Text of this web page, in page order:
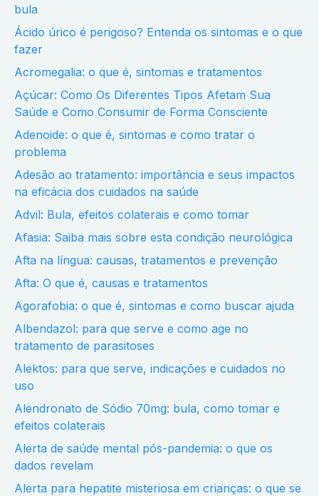
bula
Ácido úrico é perigoso? Entenda os sintomas e o que
fazer
Acromegalia: o que é, sintomas e tratamentos
Açúcar: Como Os Diferentes Tipos Afetam Sua
Saúde e Como Consumir de Forma Consciente
Adenoide: o que é, sintomas e como tratar o
problema
Adesão ao tratamento: importância e seus impactos
na eficácia dos cuidados na saúde
Advil: Bula, efeitos colaterais e como tomar
Afasia: Saiba mais sobre esta condição neurológica
Afta na língua: causas, tratamentos e prevenção
Afta: O que é, causas e tratamentos
Agorafobia: o que é, sintomas e como buscar ajuda
Albendazol: para que serve e como age no
tratamento de parasitoses
Alektos: para que serve, indicações e cuidados no
uso
Alendronato de Sódio 70mg: bula, como tomar e
efeitos colaterais
Alerta de saúde mental pós-pandemia: o que os
dados revelam
Alerta para hepatite misteriosa em crianças: o que se